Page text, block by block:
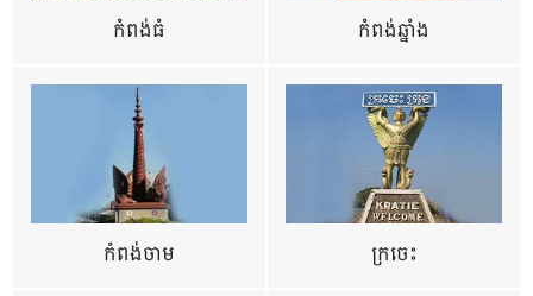
កំពង់ធំ កំពង់ឆ្នាំង
កំពង់ចាម ក្រចេះ